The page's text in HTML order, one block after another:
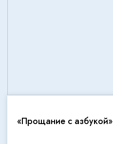
«Прощание с азбукой»